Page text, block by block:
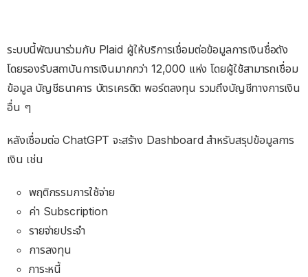
ระบบนี้พัฒนาร่วมกับ Plaid ผู้ให้บริการเชื่อมต่อข้อมูลการเงินชื่อดัง
โดยรองรับสถาบันการเงินมากกว่า 12,000 แห่ง โดยผู้ใช้สามารถเชื่อม
ข้อมูล บัญชีธนาคาร บัตรเครดิต พอร์ตลงทุน รวมถึงบัญชีทางการเงิน
อื่น ๆ
หลังเชื่อมต่อ ChatGPT จะสร้าง Dashboard สำหรับสรุปข้อมูลการ
เงิน เช่น
พฤติกรรมการใช้จ่าย
ค่า Subscription
รายจ่ายประจำ
การลงทุน
ภาระหนี้